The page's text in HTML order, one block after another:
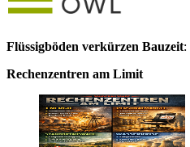
Flüssigböden verkürzen Bauzeit:
Rechenzentren am Limit